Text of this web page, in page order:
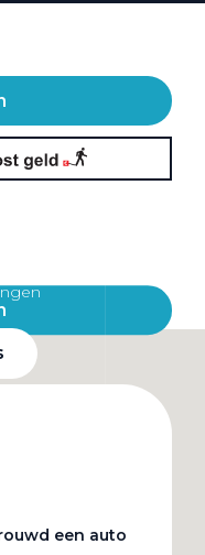
een auto